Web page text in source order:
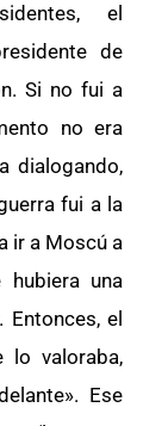
el
de
Si no fui a
no era
dialogando,
fui a la
ir a Moscú a
hubiera una
Entonces, el
lo valoraba,
Ese